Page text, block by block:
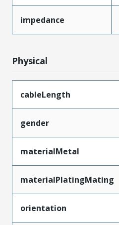
impedance
Physical
cableLength
gender
materialMetal
materialPlatingMating
orientation